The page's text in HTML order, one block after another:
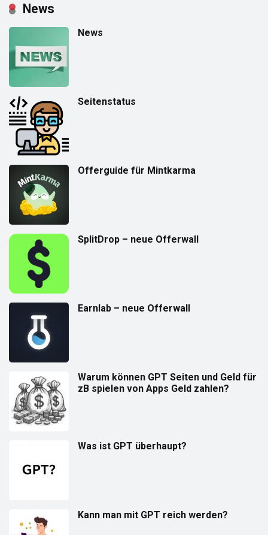
News
News
Seitenstatus
Offerguide für Mintkarma
SplitDrop – neue Offerwall
Earnlab – neue Offerwall
Warum können GPT Seiten und Geld für
zB spielen von Apps Geld zahlen?
Was ist GPT überhaupt?
Kann man mit GPT reich werden?